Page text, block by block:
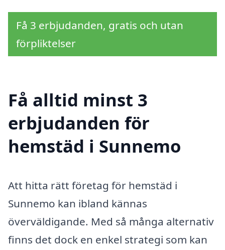
Få 3 erbjudanden, gratis och utan
förpliktelser
Få alltid minst 3
erbjudanden för
hemstäd i Sunnemo
Att hitta rätt företag för hemstäd i
Sunnemo kan ibland kännas
överväldigande. Med så många alternativ
finns det dock en enkel strategi som kan